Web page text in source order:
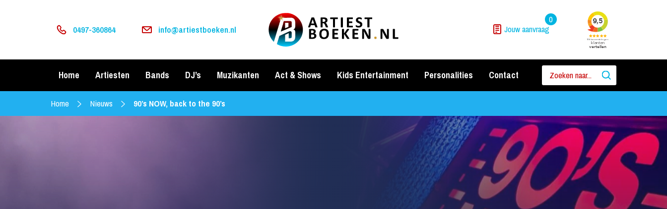
0497-360864 info@artiestboeken.nl Jouw aanvraag
0
Home Artiesten Bands DJ’s Muzikanten Act & Shows Kids Entertainment Personalities Contact
Home Nieuws 90’s NOW, back to the 90’s